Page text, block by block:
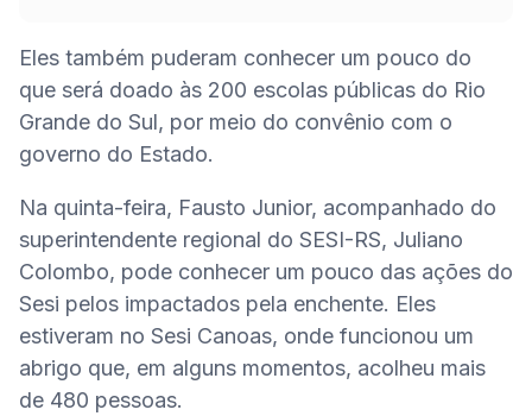
Eles também puderam conhecer um pouco do
que será doado às 200 escolas públicas do Rio
Grande do Sul, por meio do convênio com o
governo do Estado.
Na quinta-feira, Fausto Junior, acompanhado do
superintendente regional do SESI-RS, Juliano
Colombo, pode conhecer um pouco das ações do
Sesi pelos impactados pela enchente. Eles
estiveram no Sesi Canoas, onde funcionou um
abrigo que, em alguns momentos, acolheu mais
de 480 pessoas.